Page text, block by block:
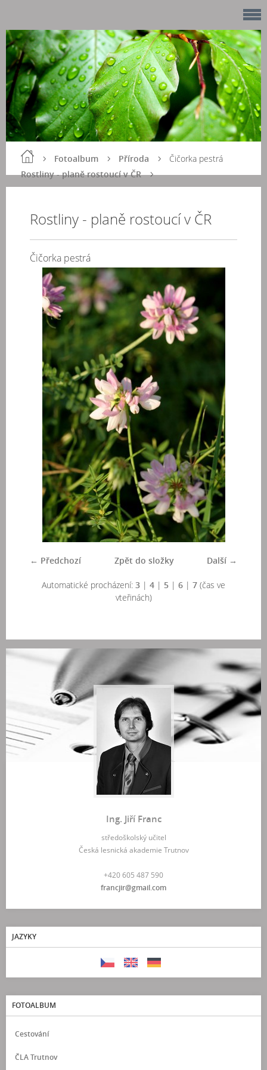
Fotoalbum
Příroda
Rostliny - planě rostoucí v ČR
Čičorka pestrá
Rostliny - planě rostoucí v ČR
Čičorka pestrá
← Předchozí Další →
Zpět do složky
Automatické procházení: 3 | 4 | 5 | 6 | 7 (čas ve
vteřinách)
Ing. Jiří Franc
středoškolský učitel
Česká lesnická akademie Trutnov
+420 605 487 590
francjir@gmail.com
JAZYKY
FOTOALBUM
Cestování
ČLA Trutnov